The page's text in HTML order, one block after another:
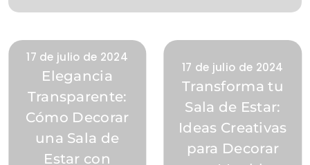
17 de julio de 2024
Elegancia
Transparente:
Cómo Decorar
una Sala de
Estar con
17 de julio de 2024
Transforma tu
Sala de Estar:
Ideas Creativas
para Decorar